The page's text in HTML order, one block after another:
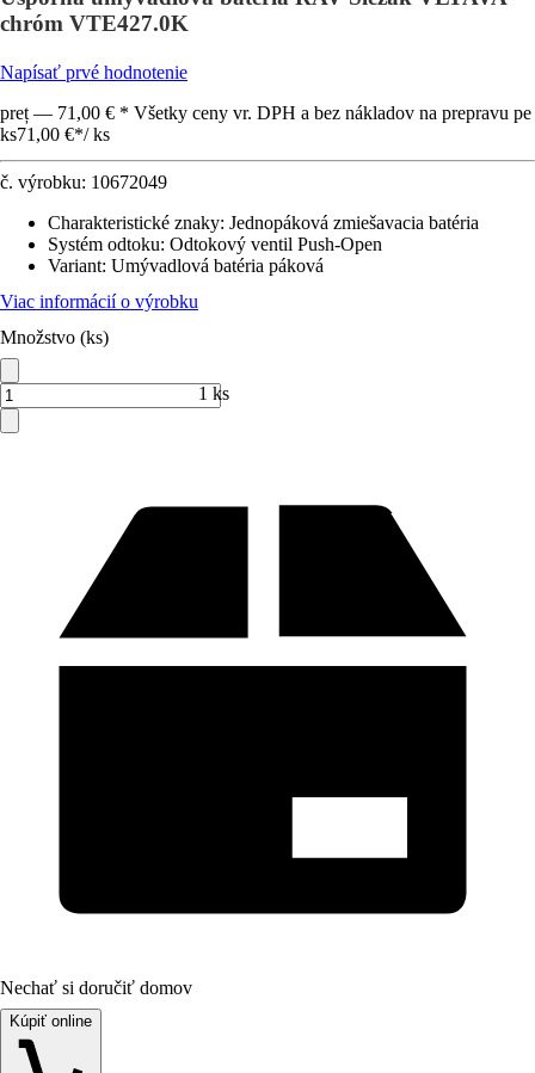
chróm VTE427.0K
Napísať prvé hodnotenie
preț — 71,00 € * Všetky ceny vr. DPH a bez nákladov na prepravu pe
ks71,00 €*/ ks
č. výrobku: 10672049
Charakteristické znaky: Jednopáková zmiešavacia batéria
Systém odtoku: Odtokový ventil Push-Open
Variant: Umývadlová batéria páková
Viac informácií o výrobku
Množstvo (ks)
1 ks
Nechať si doručiť domov
Kúpiť online